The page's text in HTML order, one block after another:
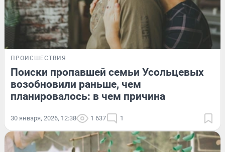
ПРОИСШЕСТВИЯ
Поиски пропавшей семьи Усольцевых
возобновили раньше, чем
планировалось: в чем причина
30 января, 2026, 12:38 1 637 1